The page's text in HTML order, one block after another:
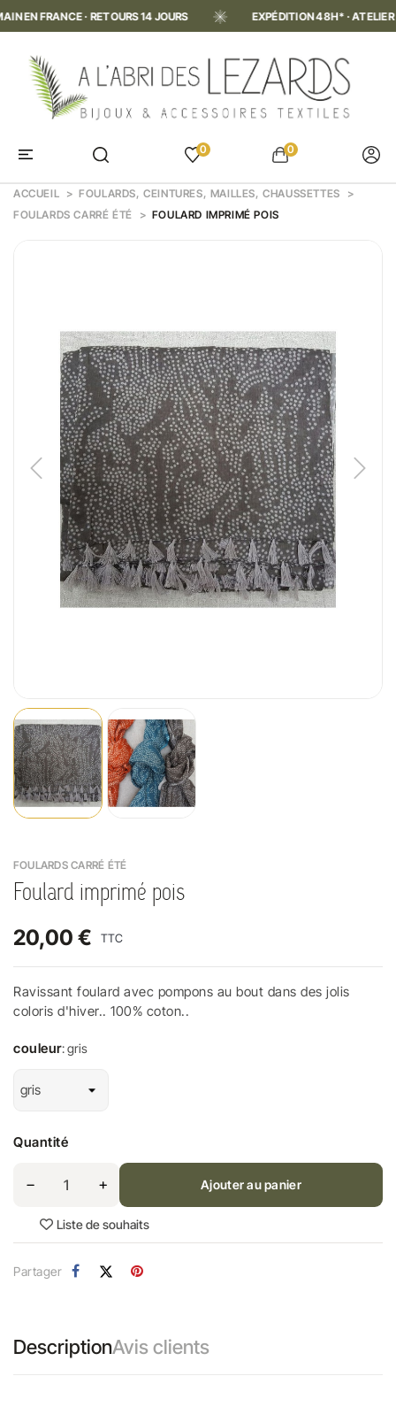
FRANCE · RETOURS 14 JOURS EXPÉDITION 48H* · ATELIER
0 0
ACCUEIL
FOULARDS, CEINTURES, MAILLES, CHAUSSETTES
FOULARDS CARRÉ ÉTÉ
FOULARD IMPRIMÉ POIS
FOULARDS CARRÉ ÉTÉ
Foulard imprimé pois
20,00 € TTC
Ravissant foulard avec pompons au bout dans des jolis
coloris d'hiver.. 100% coton..
couleur: gris
Quantité
Ajouter au panier
Liste de souhaits
Partager
DescriptionAvis clients